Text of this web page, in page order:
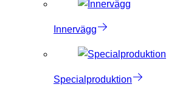
Innervägg
Specialproduktion